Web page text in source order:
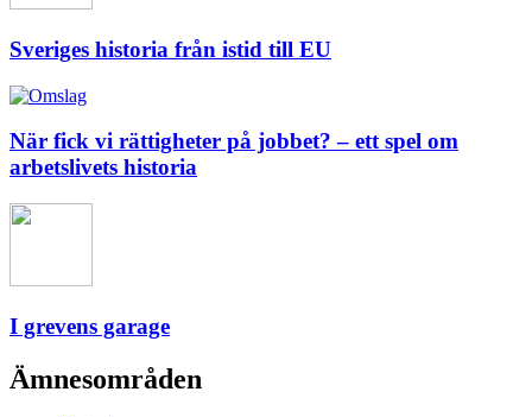
Sveriges historia från istid till EU
När fick vi rättigheter på jobbet? – ett spel om
arbetslivets historia
I grevens garage
Ämnesområden